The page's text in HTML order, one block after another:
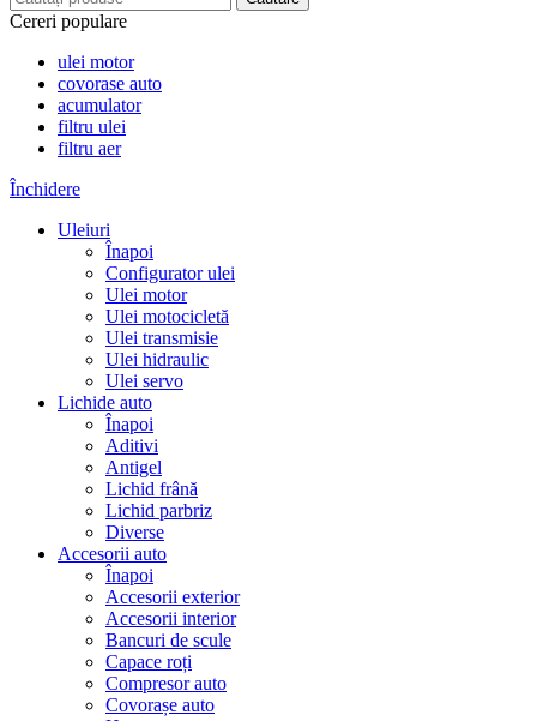
Cereri populare
ulei motor
covorase auto
acumulator
filtru ulei
filtru aer
Închidere
Uleiuri
Înapoi
Configurator ulei
Ulei motor
Ulei motocicletă
Ulei transmisie
Ulei hidraulic
Ulei servo
Lichide auto
Înapoi
Aditivi
Antigel
Lichid frână
Lichid parbriz
Diverse
Accesorii auto
Înapoi
Accesorii exterior
Accesorii interior
Bancuri de scule
Capace roți
Compresor auto
Covorașe auto